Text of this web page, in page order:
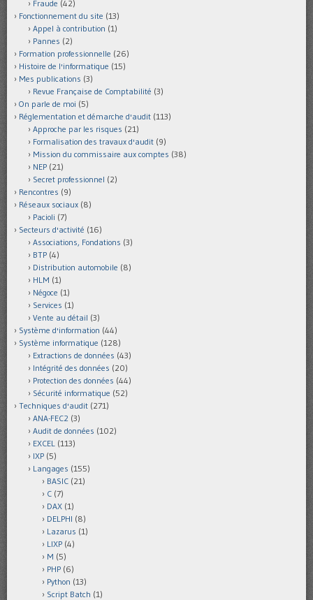
Fraude (42)
Fonctionnement du site (13)
Appel à contribution (1)
Pannes (2)
Formation professionnelle (26)
Histoire de l'informatique (15)
Mes publications (3)
Revue Française de Comptabilité (3)
On parle de moi (5)
Réglementation et démarche d'audit (113)
Approche par les risques (21)
Formalisation des travaux d'audit (9)
Mission du commissaire aux comptes (38)
NEP (21)
Secret professionnel (2)
Rencontres (9)
Réseaux sociaux (8)
Pacioli (7)
Secteurs d'activité (16)
Associations, Fondations (3)
BTP (4)
Distribution automobile (8)
HLM (1)
Négoce (1)
Services (1)
Vente au détail (3)
Système d'information (44)
Système informatique (128)
Extractions de données (43)
Intégrité des données (20)
Protection des données (44)
Sécurité informatique (52)
Techniques d'audit (271)
ANA-FEC2 (3)
Audit de données (102)
EXCEL (113)
IXP (5)
Langages (155)
BASIC (21)
C (7)
DAX (1)
DELPHI (8)
Lazarus (1)
LIXP (4)
M (5)
PHP (6)
Python (13)
Script Batch (1)